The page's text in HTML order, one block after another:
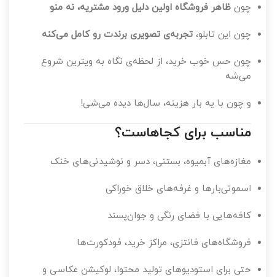
چون ظاهر فروشگاه اولین دلیل ورود مشتریه، نه منو
چون این تابلو، تجربه‌ی تصویری برندت رو کامل می‌کنه
چون حس خوب خرید، از لحظه‌ی نگاه به ویترین شروع
می‌شه
و چون با یه بار هزینه، سال‌ها دیده می‌شی!
مناسب برای کجاهاست؟
مغازه‌های آبمیوه، بستنی، دسر و نوشیدنی‌های خنک
اسموتی‌بارها و غرفه‌های خلاق خوراکی
کافه‌هایی با فضای رنگی و جوان‌پسند
فروشگاه‌های فانتزی، مراکز خرید، فودکورت‌ها
حتی برای استودیوهای تولید محتوا، لوکیشن عکاسی و